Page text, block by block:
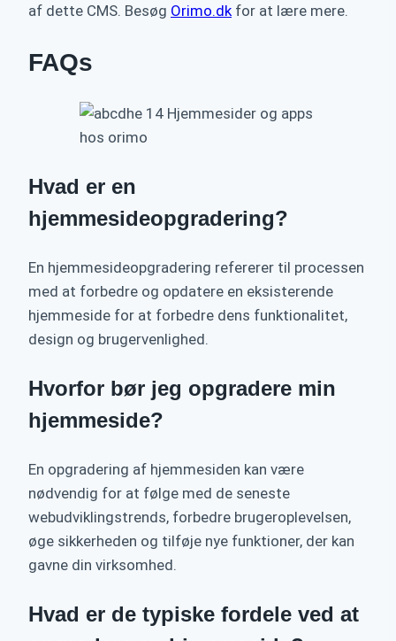
af dette CMS. Besøg Orimo.dkfor at lære mere.
FAQs
Hvad er en
hjemmesideopgradering?
En hjemmesideopgradering refererer til processen
med at forbedre og opdatere en eksisterende
hjemmeside for at forbedre dens funktionalitet,
design og brugervenlighed.
Hvorfor bør jeg opgradere min
hjemmeside?
En opgradering af hjemmesiden kan være
nødvendig for at følge med de seneste
webudviklingstrends, forbedre brugeroplevelsen,
øge sikkerheden og tilføje nye funktioner, der kan
gavne din virksomhed.
Hvad er de typiske fordele ved at